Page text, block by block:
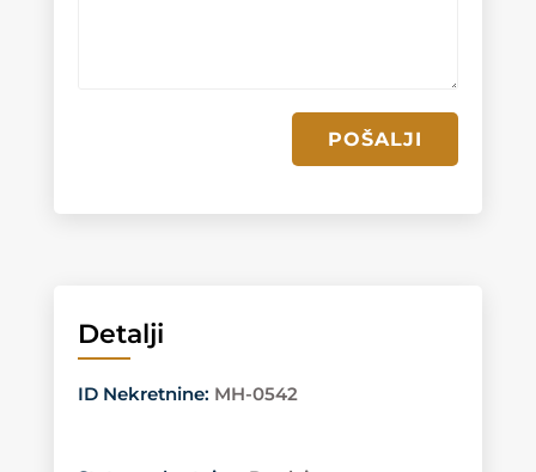
POŠALJI
Detalji
ID Nekretnine: MH-0542